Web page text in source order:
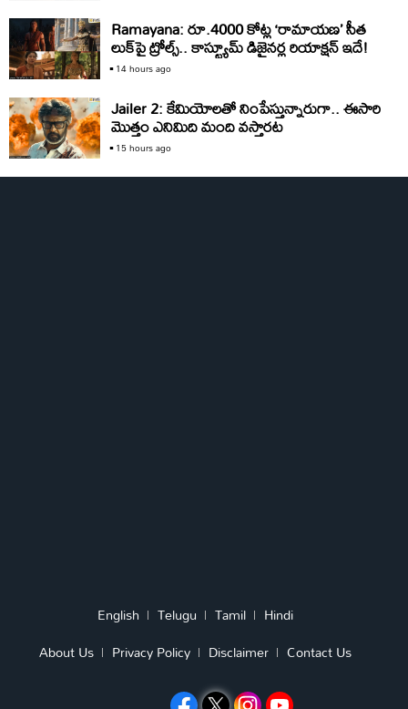
Ramayana: రూ.4000 కోట్ల ‘రామాయణ’ సీత
లుక్‌పై ట్రోల్స్‌.. కాస్ట్యూమ్‌ డిజైనర్ల రియాక్షన్‌ ఇదే!
14 hours ago
Jailer 2: కేమియోలతో నింపేస్తున్నారుగా.. ఈసారి
మొత్తం ఎనిమిది మంది వస్తారట
15 hours ago
English Telugu Tamil
Hindi
About Us
Privacy Policy Disclaimer Contact Us